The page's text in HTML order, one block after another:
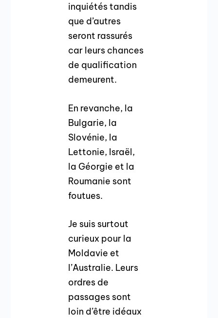
inquiétés tandis
que d’autres
seront rassurés
car leurs chances
de qualification
demeurent.
En revanche, la
Bulgarie, la
Slovénie, la
Lettonie, Israël,
la Géorgie et la
Roumanie sont
foutues.
Je suis surtout
curieux pour la
Moldavie et
l’Australie. Leurs
ordres de
passages sont
loin d’être idéaux